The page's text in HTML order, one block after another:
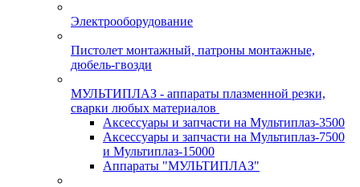
Электрооборудование
Пистолет монтажный, патроны монтажные,
дюбель-гвозди
МУЛЬТИПЛАЗ - аппараты плазменной резки,
сварки любых материалов
Аксессуары и запчасти на Мультиплаз-3500
Аксессуары и запчасти на Мультиплаз-7500
и Мультиплаз-15000
Аппараты "МУЛЬТИПЛАЗ"